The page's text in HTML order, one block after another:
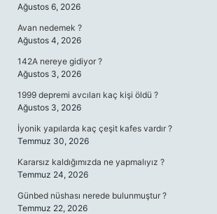
Ağustos 6, 2026
Avan nedemek ?
Ağustos 4, 2026
142A nereye gidiyor ?
Ağustos 3, 2026
1999 depremi avcıları kaç kişi öldü ?
Ağustos 3, 2026
İyonik yapılarda kaç çeşit kafes vardır ?
Temmuz 30, 2026
Kararsız kaldığımızda ne yapmalıyız ?
Temmuz 24, 2026
Günbed nüshası nerede bulunmuştur ?
Temmuz 22, 2026